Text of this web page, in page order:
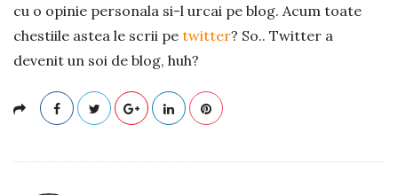
cu o opinie personala si-l urcai pe blog. Acum toate
chestiile astea le scrii pe twitter? So.. Twitter a
devenit un soi de blog, huh?